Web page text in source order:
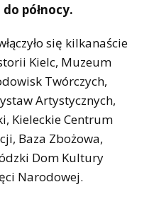
północy.
się kilkanaście
Kielc, Muzeum
Twórczych,
Artystycznych,
Kieleckie Centrum
Baza Zbożowa,
Dom Kultury
Narodowej.